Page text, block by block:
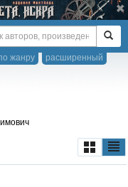
расширенный
жанру